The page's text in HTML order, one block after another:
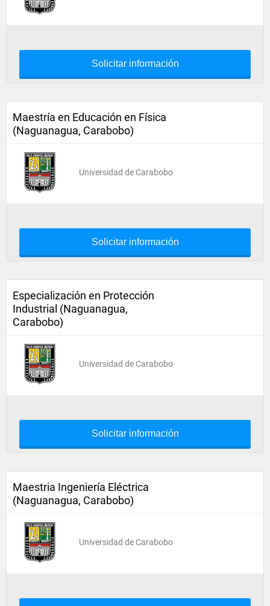
Solicitar información
Maestría en Educación en Física
(Naguanagua, Carabobo)
Universidad de Carabobo
Solicitar información
Especialización en Protección
Industrial (Naguanagua,
Carabobo)
Universidad de Carabobo
Solicitar información
Maestria Ingeniería Eléctrica
(Naguanagua, Carabobo)
Universidad de Carabobo